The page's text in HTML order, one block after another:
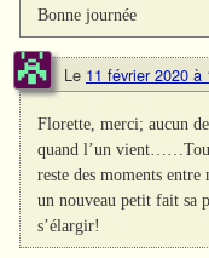
Bonne journée
Le 11 février 2020 à
Florette, merci; aucun
quand l’un
reste des moments
un nouveau petit fait sa
s’élargir!